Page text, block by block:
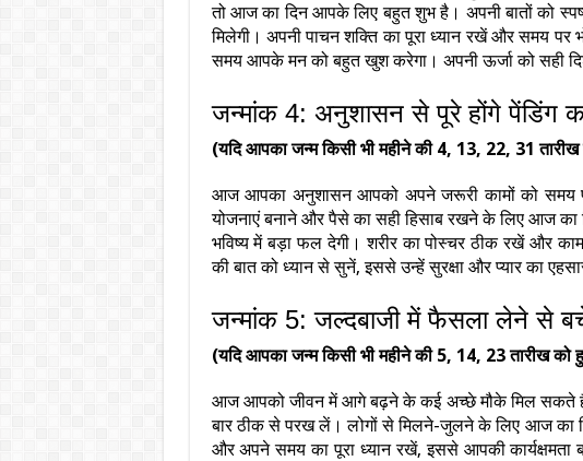
तो आज का दिन आपके लिए बहुत शुभ है। अपनी बातों को
मिलेगी। अपनी पाचन शक्ति का पूरा ध्यान रखें और समय पर
समय आपके मन को बहुत खुश करेगा। अपनी ऊर्जा को सही
जन्मांक 4: अनुशासन से पूरे होंगे पेंडिंग
(यदि आपका जन्म किसी भी महीने की 4, 13, 22, 31
आज आपका अनुशासन आपको अपने जरूरी कामों को समय
योजनाएं बनाने और पैसे का सही हिसाब रखने के लिए आज का
भविष्य में बड़ा फल देगी। शरीर का पोस्चर ठीक रखें और
की बात को ध्यान से सुनें, इससे उन्हें सुरक्षा और प्यार का
जन्मांक 5: जल्दबाजी में फैसला लेने से
(यदि आपका जन्म किसी भी महीने की 5, 14, 23 तारीख को
आज आपको जीवन में आगे बढ़ने के कई अच्छे मौके मिल सकते
बार ठीक से परख लें। लोगों से मिलने-जुलने के लिए आज का
और अपने समय का पूरा ध्यान रखें, इससे आपकी कार्यक्षमता